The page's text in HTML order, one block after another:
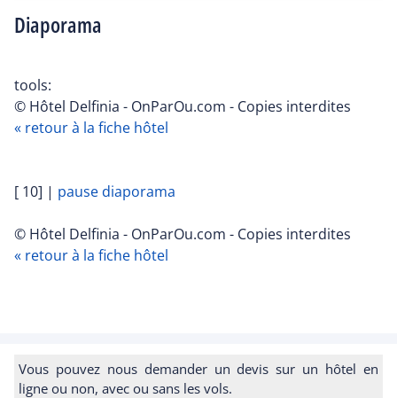
Diaporama
tools:
© Hôtel Delfinia - OnParOu.com - Copies interdites
« retour à la fiche hôtel
[ 10] | pause diaporama
© Hôtel Delfinia - OnParOu.com - Copies interdites
« retour à la fiche hôtel
Vous pouvez nous demander un devis sur un hôtel en
ligne ou non, avec ou sans les vols.